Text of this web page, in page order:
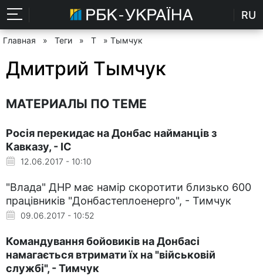
RU
Главная » Теги » Т » Тымчук
Дмитрий Тымчук
МАТЕРИАЛЫ ПО ТЕМЕ
Росія перекидає на Донбас найманців з
Кавказу, - ІС
12.06.2017 - 10:10
"Влада" ДНР має намір скоротити близько 600
працівників "Донбастеплоенерго", - Тимчук
09.06.2017 - 10:52
Командування бойовиків на Донбасі
намагається втримати їх на "військовій
службі", - Тимчук